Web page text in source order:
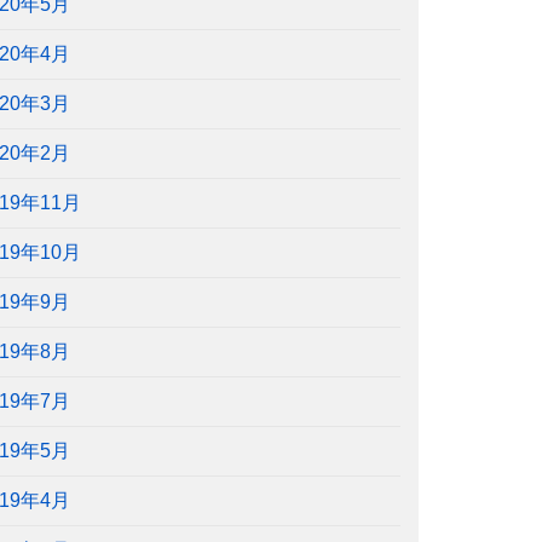
年4月
年3月
年2月
年11月
年10月
年9月
年8月
年7月
年5月
年4月